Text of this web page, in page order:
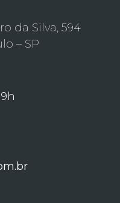
da Silva, 594
– SP